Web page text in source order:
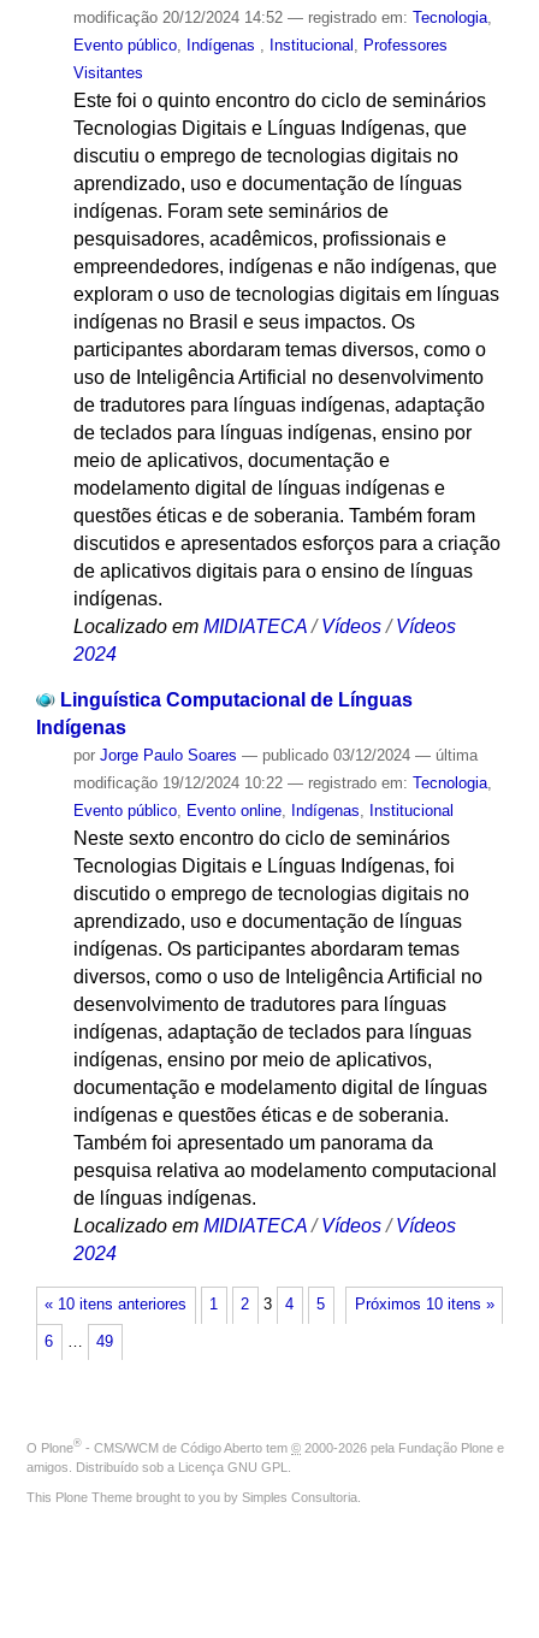
modificação20/12/2024 14:52 — registrado em: Tecnologia,
Evento público, Indígenas Institucional
Professores
Visitantes
Este foi o quinto encontro do ciclo de seminários
Tecnologias Digitais e Línguas Indígenas, que
discutiu o emprego de tecnologias digitais no
aprendizado, uso e documentação de línguas
indígenas. Foram sete seminários de
pesquisadores, acadêmicos, profissionais e
empreendedores, indígenas e não indígenas, que
exploram o uso de tecnologias digitais em línguas
indígenas no Brasil e seus impactos. Os
participantes abordaram temas diversos, como o
uso de Inteligência Artificial no desenvolvimento
de tradutores para línguas indígenas, adaptação
de teclados para línguas indígenas, ensino por
meio de aplicativos, documentação e
modelamento digital de línguas indígenas e
questões éticas e de soberania. Também foram
discutidos e apresentados esforços para a criação
de aplicativos digitais para o ensino de línguas
indígenas.
Localizado em MIDIATECA /Vídeos /Vídeos
2024
Linguística Computacional de Línguas
Indígenas
por Jorge Paulo Soares — publicado03/12/2024 — última
modificação19/12/2024 10:22 — registrado em: Tecnologia,
Evento público, Evento online, Indígenas, Institucional
Neste sexto encontro do ciclo de seminários
Tecnologias Digitais e Línguas Indígenas, foi
discutido o emprego de tecnologias digitais no
aprendizado, uso e documentação de línguas
indígenas. Os participantes abordaram temas
diversos, como o uso de Inteligência Artificial no
desenvolvimento de tradutores para línguas
indígenas, adaptação de teclados para línguas
indígenas, ensino por meio de aplicativos,
documentação e modelamento digital de línguas
indígenas e questões éticas e de soberania.
Também foi apresentado um panorama da
pesquisa relativa ao modelamento computacional
de línguas indígenas.
Localizado em MIDIATECA /Vídeos /Vídeos
2024
« 10 itens anteriores Próximos 10 itens »
1 2 3 4 5
6 … 49
O Plone® - CMS/WCM de Código Aberto tem © 2000-2026 pela Fundação Plone e
amigos. Distribuído sob a Licença GNU GPL
This Plone Theme brought to you by Simples Consultoria